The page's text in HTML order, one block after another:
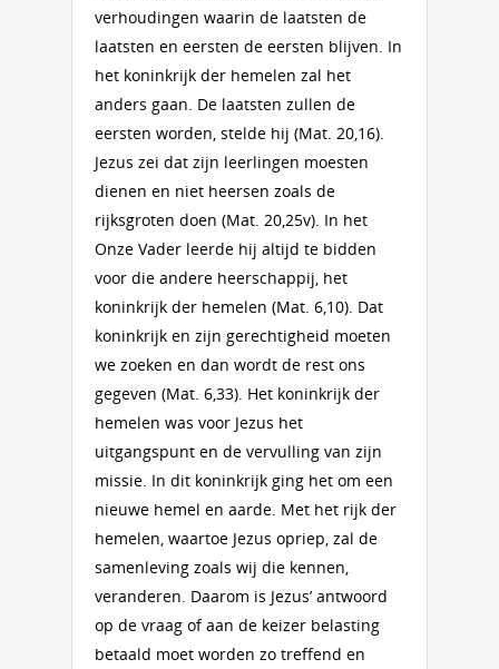
verhoudingen waarin de laatsten de
laatsten en eersten de eersten blijven. In
het koninkrijk der hemelen zal het
anders gaan. De laatsten zullen de
eersten worden, stelde hij (Mat. 20,16).
Jezus zei dat zijn leerlingen moesten
dienen en niet heersen zoals de
rijksgroten doen (Mat. 20,25v). In het
Onze Vader leerde hij altijd te bidden
voor die andere heerschappij, het
koninkrijk der hemelen (Mat. 6,10). Dat
koninkrijk en zijn gerechtigheid moeten
we zoeken en dan wordt de rest ons
gegeven (Mat. 6,33). Het koninkrijk der
hemelen was voor Jezus het
uitgangspunt en de vervulling van zijn
missie. In dit koninkrijk ging het om een
nieuwe hemel en aarde. Met het rijk der
hemelen, waartoe Jezus opriep, zal de
samenleving zoals wij die kennen,
veranderen. Daarom is Jezus’ antwoord
op de vraag of aan de keizer belasting
betaald moet worden zo treffend en